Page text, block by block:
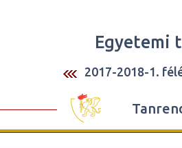
Egyetemi
2017-2018-1.